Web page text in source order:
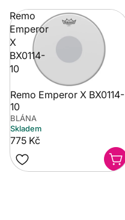
Remo
Emperor
X
BX0114-
10
Remo Emperor X BX0114-
10
BLÁNA
Skladem
775 Kč